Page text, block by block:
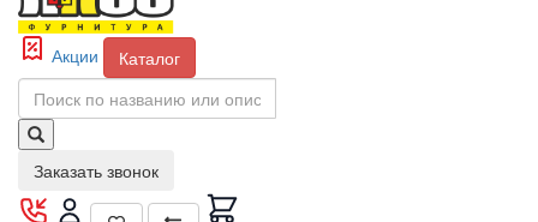
Акции Каталог
Заказать звонок